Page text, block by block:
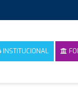
INSTITUCIONAL